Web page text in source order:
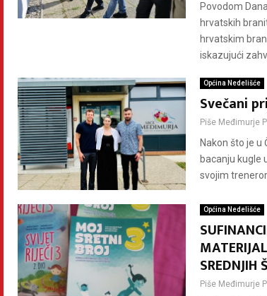
Povodom
hrvatskih
hrvatskim
iskazujući
Općina Nedelišće
Svečani
Piše Međimurje
Nakon što je u
bacanju kugle
svojim
Općina Nedelišće
SREDNJIH
Piše Međimurje